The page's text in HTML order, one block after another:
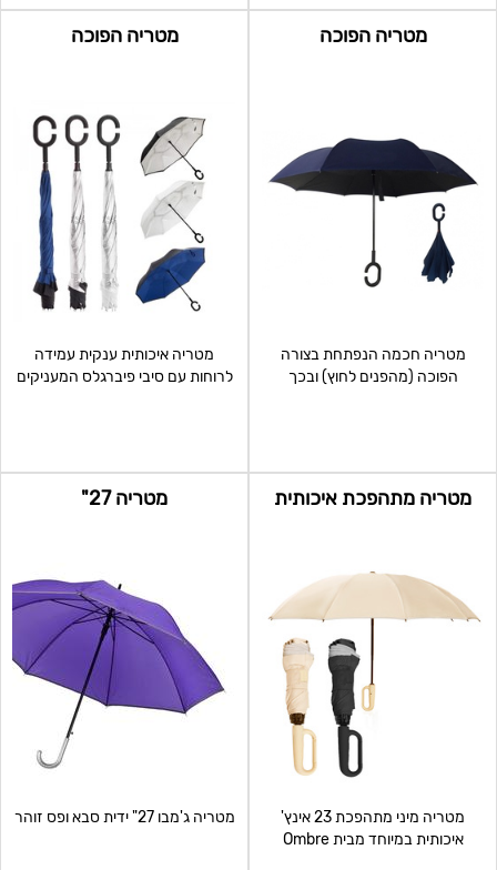
מטריה הפוכה
מטריה חכמה הנפתחת בצורה
הפוכה (מהפנים לחוץ) ובכך
מטריה הפוכה
מטריה איכותית ענקית עמידה
לרוחות עם סיבי פיברגלס המעניקים
מטריה מתהפכת איכותית
מטריה מיני מתהפכת 23 אינץ'
איכותית במיוחד מבית Ombre
מטריה 27"
מטריה ג'מבו 27" ידית סבא ופס זוהר